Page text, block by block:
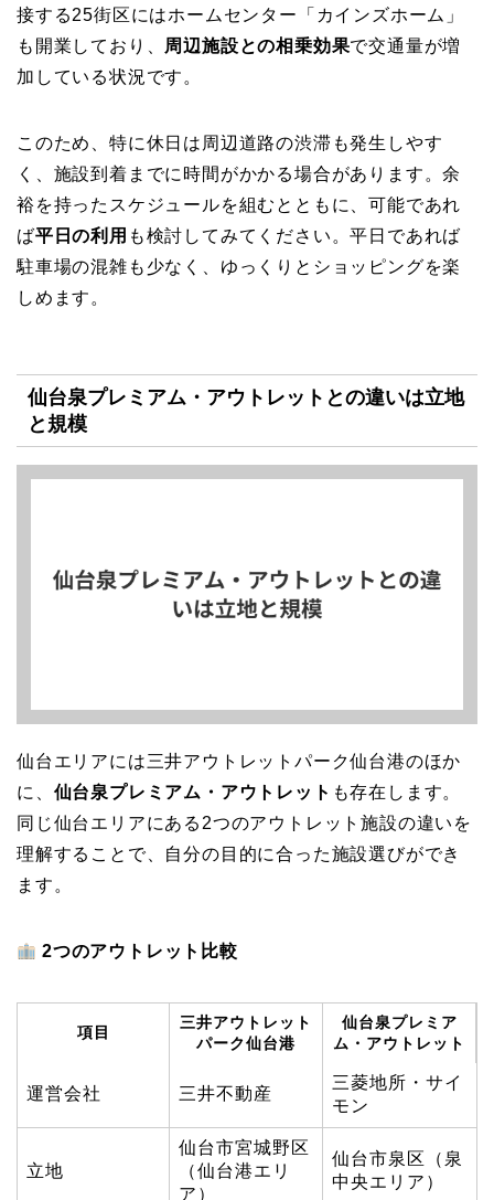
接する25街区にはホームセンター「カインズホーム」
も開業しており、 周辺施設との相乗効果で交通量が増
加している状況です。
このため、特に休日は周辺道路の渋滞も発生しやす
く、施設到着までに時間がかかる場合があります。余
裕を持ったスケジュールを組むとともに、可能であれ
ば平日の利用 も検討してみてください。平日であれば
駐車場の混雑も少なく、ゆっくりとショッピングを楽
しめます。
仙台泉プレミアム・アウトレットとの違いは立地
と規模
仙台エリアには三井アウトレットパーク仙台港のほか
に、 仙台泉プレミアム・アウトレット も存在します。
同じ仙台エリアにある2つのアウトレット施設の違いを
理解することで、自分の目的に合った施設選びができ
ます。
2つのアウトレット比較
項目
三井アウトレット
パーク仙台港
仙台泉プレミア
ム・アウトレット
運営会社 三井不動産
三菱地所・サイ
モン
立地
仙台市宮城野区
（仙台港エリ
ア）
仙台市泉区（泉
中央エリア）